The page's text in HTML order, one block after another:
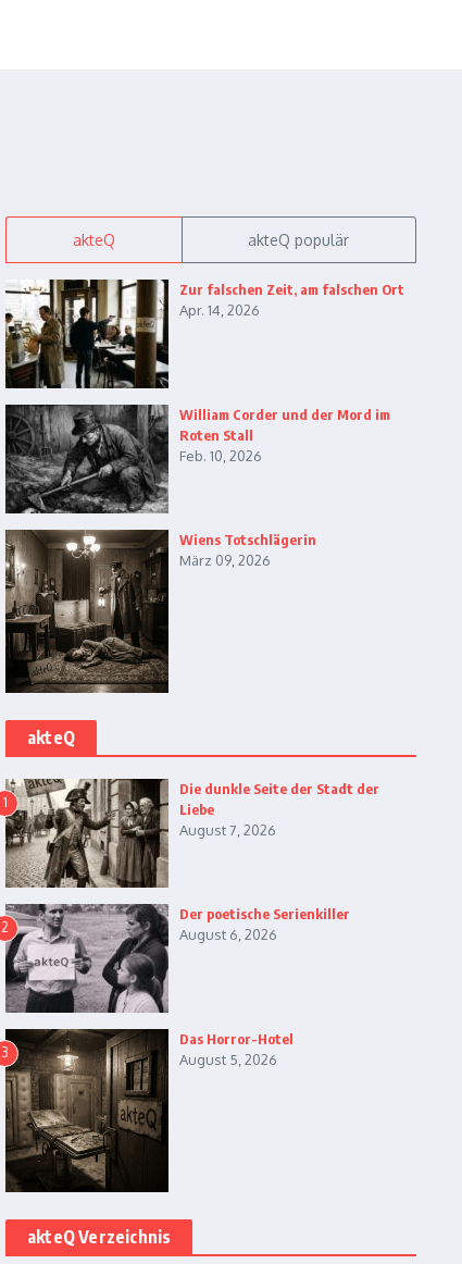
akteQ akteQ populär
Zur falschen Zeit, am falschen Ort
Apr. 14, 2026
William Corder und der Mord im
Roten Stall
Feb. 10, 2026
Wiens Totschlägerin
März 09, 2026
akteQ
1
Die dunkle Seite der Stadt der
Liebe
August 7, 2026
2
Der poetische Serienkiller
August 6, 2026
3
Das Horror-Hotel
August 5, 2026
akteQ Verzeichnis